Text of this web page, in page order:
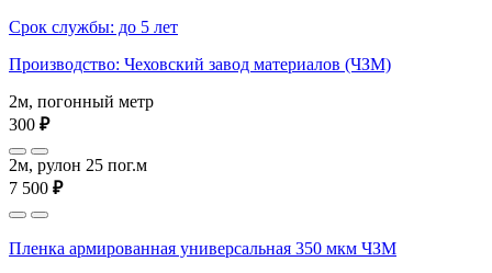
Срок службы: до 5 лет
Производство: Чеховский завод материалов (ЧЗМ)
2м, погонный метр
300 ₽
2м, рулон 25 пог.м
7 500 ₽
Пленка армированная универсальная 350 мкм ЧЗМ